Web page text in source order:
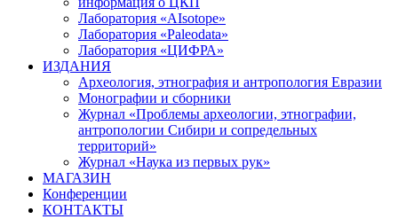
Лаборатория «AIsotope»
Лаборатория «Paleodata»
Лаборатория «ЦИФРА»
ИЗДАНИЯ
Археология, этнография и антропология Евразии
Монографии и сборники
Журнал «Проблемы археологии, этнографии,
антропологии Сибири и сопредельных
территорий»
Журнал «Наука из первых рук»
МАГАЗИН
Конференции
КОНТАКТЫ